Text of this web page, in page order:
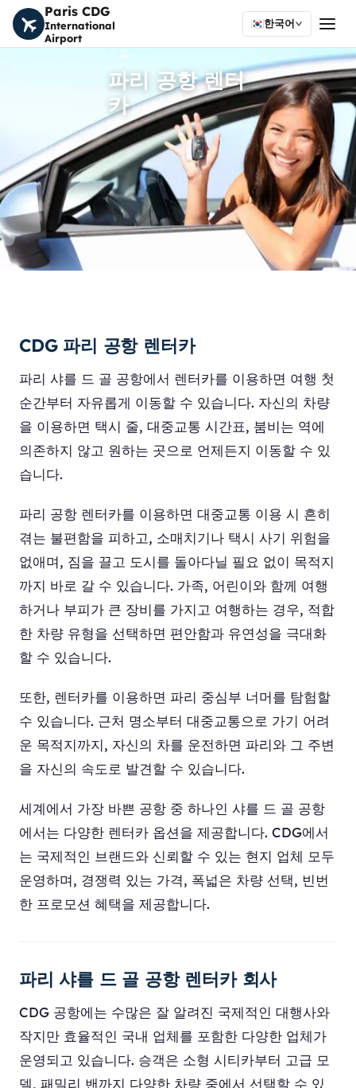
Paris CDG
International
Airport
한국어
홈
파리 공항 렌터
카
CDG 파리 공항 렌터카
파리 샤를 드 골 공항에서 렌터카를 이용하면 여행 첫
순간부터 자유롭게 이동할 수 있습니다. 자신의 차량
을 이용하면 택시 줄, 대중교통 시간표, 붐비는 역에
의존하지 않고 원하는 곳으로 언제든지 이동할 수 있
습니다.
파리 공항 렌터카를 이용하면 대중교통 이용 시 흔히
겪는 불편함을 피하고, 소매치기나 택시 사기 위험을
없애며, 짐을 끌고 도시를 돌아다닐 필요 없이 목적지
까지 바로 갈 수 있습니다. 가족, 어린이와 함께 여행
하거나 부피가 큰 장비를 가지고 여행하는 경우, 적합
한 차량 유형을 선택하면 편안함과 유연성을 극대화
할 수 있습니다.
또한, 렌터카를 이용하면 파리 중심부 너머를 탐험할
수 있습니다. 근처 명소부터 대중교통으로 가기 어려
운 목적지까지, 자신의 차를 운전하면 파리와 그 주변
을 자신의 속도로 발견할 수 있습니다.
세계에서 가장 바쁜 공항 중 하나인 샤를 드 골 공항
에서는 다양한 렌터카 옵션을 제공합니다. CDG에서
는 국제적인 브랜드와 신뢰할 수 있는 현지 업체 모두
운영하며, 경쟁력 있는 가격, 폭넓은 차량 선택, 빈번
한 프로모션 혜택을 제공합니다.
파리 샤를 드 골 공항 렌터카 회사
CDG 공항에는 수많은 잘 알려진 국제적인 대행사와
작지만 효율적인 국내 업체를 포함한 다양한 업체가
운영되고 있습니다. 승객은 소형 시티카부터 고급 모
델, 패밀리 밴까지 다양한 차량 중에서 선택할 수 있